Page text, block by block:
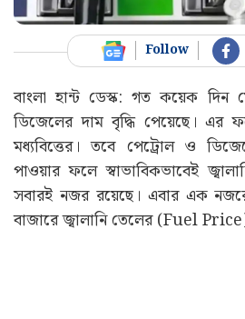
Follow
বাংলা হান্ট ডেস্ক: গত কয়েক দিন
ডিজেলের দাম বৃদ্ধি পেয়েছে। এর
মধ্যবিত্তের। তবে পেট্রোল ও
পাওয়ার ফলে স্বাভাবিকভাবেই
সবারই নজর রয়েছে। এবার এক
বাজারে জ্বালানি তেলের (Fuel